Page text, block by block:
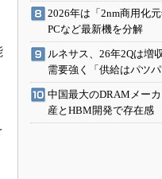
2026年は「2nm商用化
PCなど最新機を分解
ルネサス、26年2Qは
需要強く「供給はパツパ
中国最大のDRAMメー
産とHBM開発で存在感